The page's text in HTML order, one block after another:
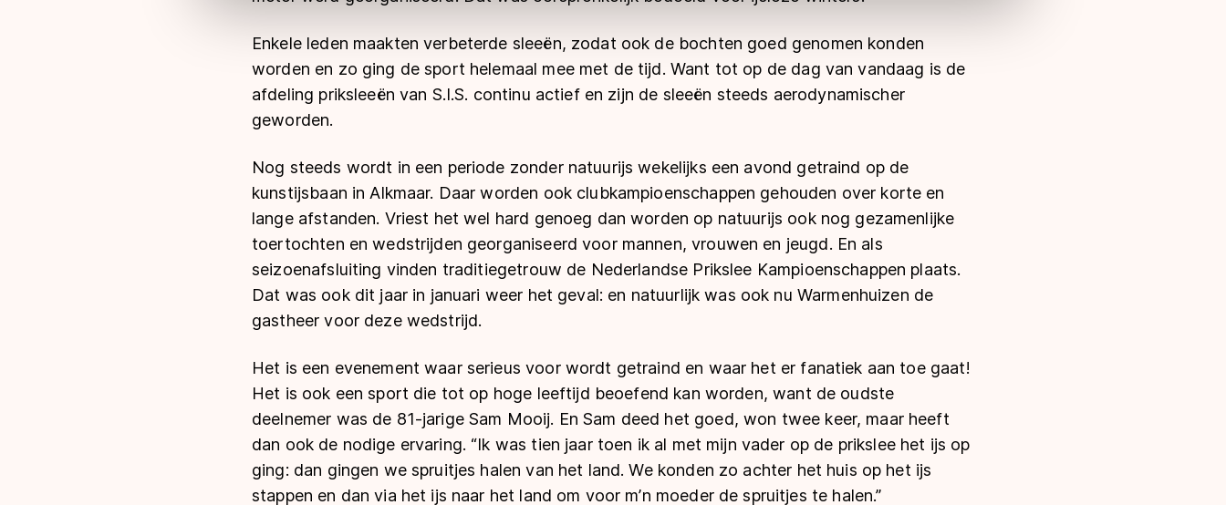
Enkele leden maakten verbeterde sleeën, zodat ook de bochten goed genomen konden
worden en zo ging de sport helemaal mee met de tijd. Want tot op de dag van vandaag is de
afdeling priksleeën van S.I.S. continu actief en zijn de sleeën steeds aerodynamischer
geworden.
Nog steeds wordt in een periode zonder natuurijs wekelijks een avond getraind op de
kunstijsbaan in Alkmaar. Daar worden ook clubkampioenschappen gehouden over korte en
lange afstanden. Vriest het wel hard genoeg dan worden op natuurijs ook nog gezamenlijke
toertochten en wedstrijden georganiseerd voor mannen, vrouwen en jeugd. En als
seizoenafsluiting vinden traditiegetrouw de Nederlandse Prikslee Kampioenschappen plaats.
Dat was ook dit jaar in januari weer het geval: en natuurlijk was ook nu Warmenhuizen de
gastheer voor deze wedstrijd.
Het is een evenement waar serieus voor wordt getraind en waar het er fanatiek aan toe gaat!
Het is ook een sport die tot op hoge leeftijd beoefend kan worden, want de oudste
deelnemer was de 81-jarige Sam Mooij. En Sam deed het goed, won twee keer, maar heeft
dan ook de nodige ervaring. “Ik was tien jaar toen ik al met mijn vader op de prikslee het ijs op
ging: dan gingen we spruitjes halen van het land. We konden zo achter het huis op het ijs
stappen en dan via het ijs naar het land om voor m’n moeder de spruitjes te halen.”